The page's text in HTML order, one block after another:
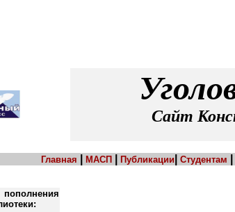
Сайт
Главная МАСП Публикации Студентам